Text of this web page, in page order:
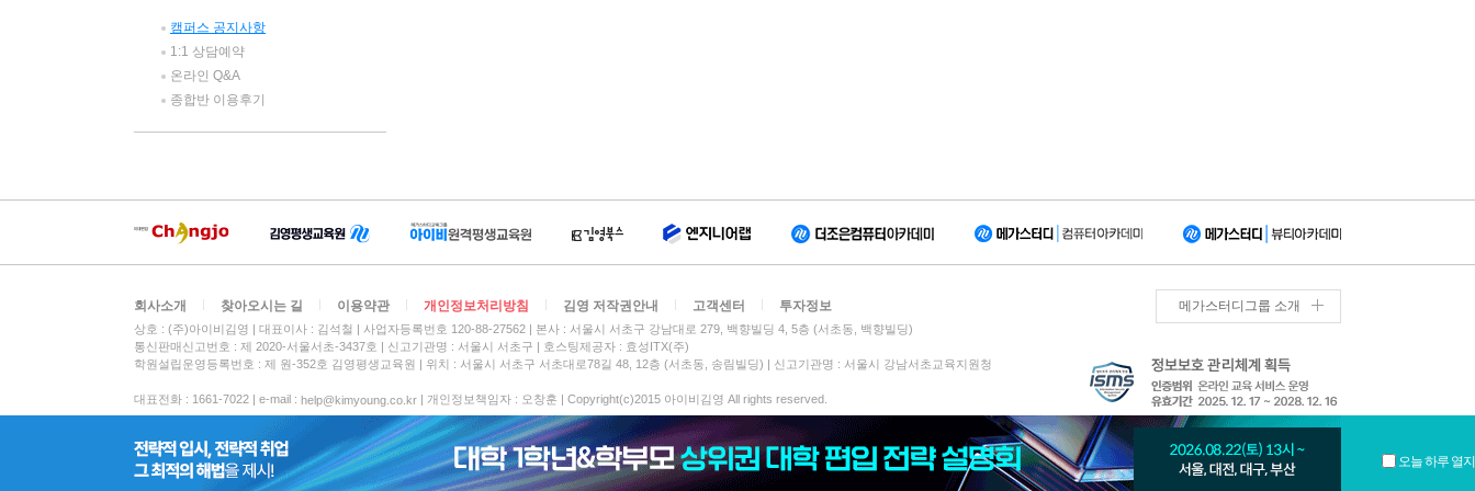
캠퍼스 공지사항
1:1 상담예약
온라인 Q&A
종합반 이용후기
회사소개 찾아오시는 길 이용약관 개인정보처리방침 김영 저작권안내 고객센터 투자정보 메가스터디그룹 소개
상호 : (주)아이비김영 대표이사 : 김석철 사업자등록번호 120-88-27562
본사 : 서울시 서초구 강남대로 279, 백향빌딩 4, 5층 (서초동, 백향빌딩)
통신판매신고번호 : 제 2020-서울서초-3437호
신고기관명 : 서울시 서초구
호스팅제공자 : 효성ITX(주)
학원설립운영등록번호 : 제 원-352호 김영평생교육원 | 위치 : 서울시 서초구 서초대로78길 48, 12층 (서초동, 송림빌딩) | 신고기관명 : 서울시 강남서초교육지원청
대표전화 : 1661-7022 | e-mail : help@kimyoung.co.kr | 개인정보책임자 : 오창훈 | Copyright(c)2015 아이비김영 All rights reserved.
오늘 하루 열